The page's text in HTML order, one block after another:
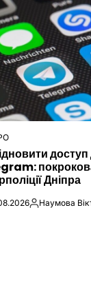
покрокова
Дніпра
Опубліковано
Наумова